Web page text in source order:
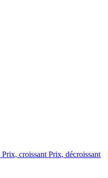
Prix, croissant Prix, décroissant